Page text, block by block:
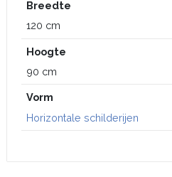
Breedte
120 cm
Hoogte
90 cm
Vorm
Horizontale schilderijen